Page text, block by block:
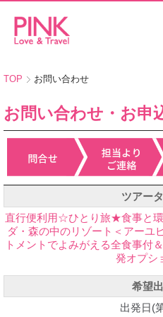
TOP お問い合わせ
お問い合わせ・お申
ツアー
直行便利用☆ひとり旅★食事と
ダ・森の中のリゾート＜アーユ
トメントでよみがえる全食事付
発オプシ
希望
出発日(